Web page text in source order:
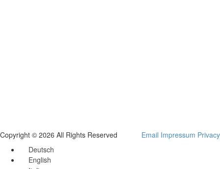
Copyright © 2026 All Rights Reserved Email Impressum Privacy
Deutsch
English